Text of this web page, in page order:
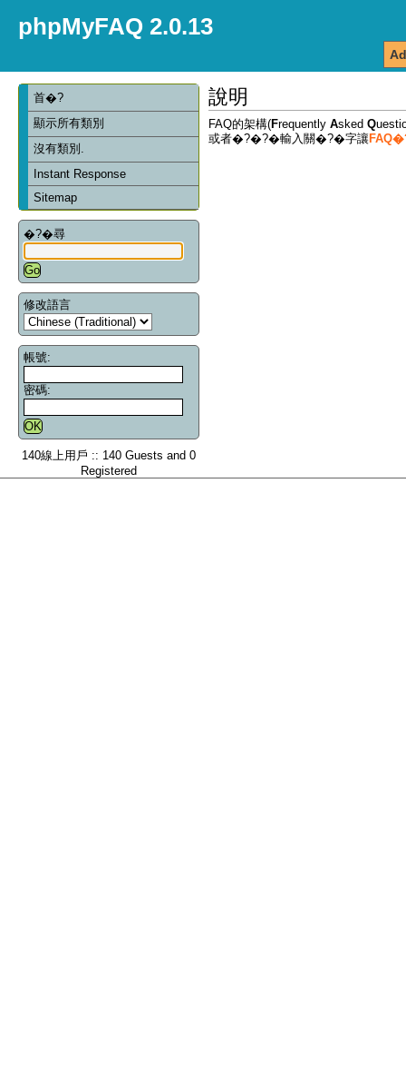
phpMyFAQ 2.0.13
首�?
顯示所有類別
沒有類別.
Instant Response
Sitemap
�?�尋
修改語言
帳號:
密碼:
140線上用戶 :: 140 Guests and 0
Registered
說明
FAQ的架構(Frequently Asked Q
或者�?�?�輸入關�?�字讓